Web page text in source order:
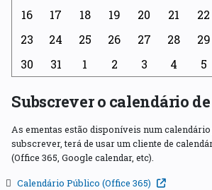
16
17 18 19 20 21
22
23
24 25 26 27 28
29
30
31 1 2 3 4 5
Subscrever o calendário
As ementas estão disponíveis num
subscrever, terá de usar um cliente de
(Office 365, Google calendar, etc).
Calendário Público (Office 365)